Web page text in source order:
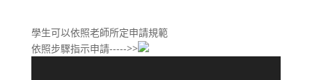
學生可以依照老師所定申請規範
依照步驟指示申請----->>